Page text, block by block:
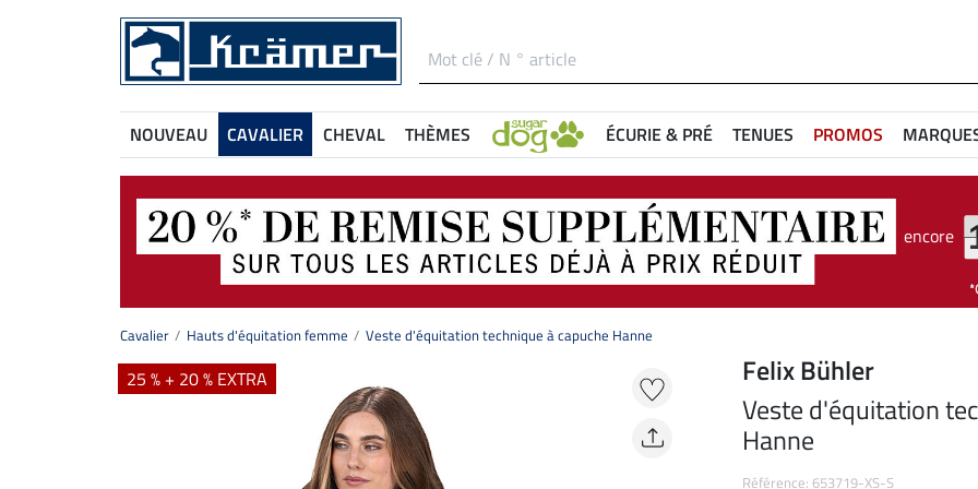
NOUVEAU CAVALIER CHEVAL THÈMES ÉCURIE & PRÉ TENUES PROMOS
encore
Cavalier Hauts d'équitation femme Veste d'équitation technique à capuche Hanne
25 % + 20 % EXTRA
Felix Bühler
Veste d'équitation
Hanne
Référence: 653719-XS-S